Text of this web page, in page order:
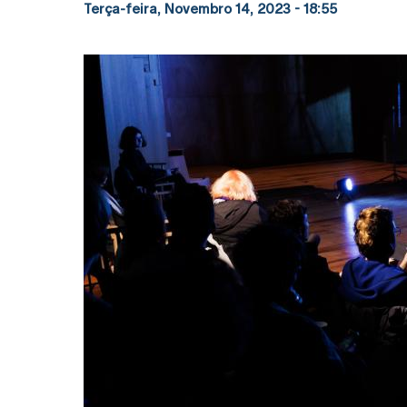
Terça-feira, Novembro 14, 2023 - 18:55